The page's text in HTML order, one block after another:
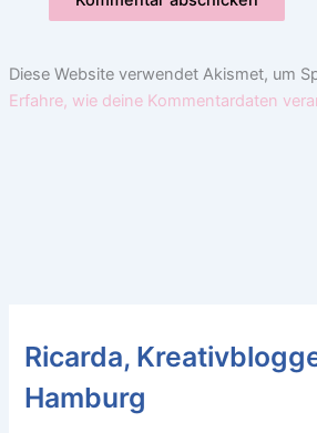
Diese Website verwendet Akismet, um
Erfahre, wie deine Kommentardaten
Ricarda,
Hamburg